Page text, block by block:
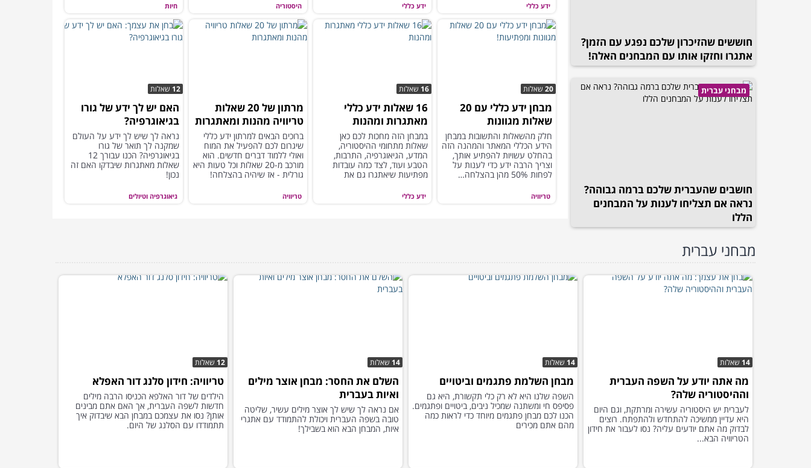
חוששים שהזיכרון שלכם נפגע עם הזמן?
אתגרו וחזקו אותו עם המבחנים האלה!
מבחני עברית
חושבים שהעברית שלכם ברמה גבוהה?
נראה אם תצליחו לענות על המבחנים
הללו
ידע כללי ידע כללי היסטוריה חיות
טריוויה
20שאלות
מבחן ידע כללי עם 20
שאלות מגוונות
ומפתיעות!
חלק מהשאלות והתשובות במבחן
הידע הכללי המאתר והמהנה הזה
בהחלט עשויות להפתיע אותך,
וצריך הרבה ידע כדי לענות על
לפחות 50% מהן בהצלחה…
ידע כללי
16 שאלות
16 שאלות ידע כללי
מאתגרות ומהנות
במבחן הזה מחכות לכם כאן
שאלות מתחומי ההיסטוריה,
המדע, הגיאוגרפיה, התרבות,
הטבע ועוד, לצד כמה עובדות
מפתיעות שיאתגרו גם את
טריוויה
מרתון של 20 שאלות
טריוויה מהנות ומאתגרות
ברוכים הבאים למרתון ידע כללי
שיגרום לכם להפעיל את המוח
ואולי ללמוד דברים חדשים. הוא
מורכב מ-20 שאלות וכל טעות היא
גורלית - אז שיהיה בהצלחה!
גיאוגרפיה וטיולים
12 שאלות
האם יש לך ידע של גורו
בגיאוגרפיה?
נראה לך שיש לך ידע על העולם
שמקנה לך תואר של גורו
בגיאוגרפיה? הכנו עבורך 12
שאלות מאתגרות שיבדקו האם זה
נכון!
מבחני עברית
14 שאלות
מה אתה יודע על השפה העברית
וההיסטוריה שלה?
לעברית יש היסטוריה עשירה ומרתקת, וגם היום
היא עדיין ממשיכה להתחדש ולהתפתח. רוצים
לבדוק מה אתם יודעים עליה? נסו לעבור את חידון
הטריוויה הבא...
14 שאלות
מבחן השלמת פתגמים וביטויים
השפה שלנו היא לא רק כלי תקשורת, היא גם
פסיפס חי ומשתנה שמכיל ניבים, ביטויים ופתגמים.
הכנו לכם מבחן פתגמים מיוחד כדי לראות כמה
מהם אתם מכירים
14 שאלות
השלם את החסר: מבחן אוצר מילים
ואיות בעברית
אם נראה לך שיש לך אוצר מילים עשיר, שליטה
טובה בשפה העברית ויכולת להתמודד עם אתגרי
איות, המבחן הבא הוא בשבילך!
12 שאלות
טריוויה: חידון סלנג דור האפלא
הילדים של דור האלפא הכניסו הרבה מילים
חדשות לשפה העברית, אך האם אתם מבינים
אותן? נסו את עצמכם במבחן הבא שיבדוק איך
תתמודדו עם הסלנג של היום.